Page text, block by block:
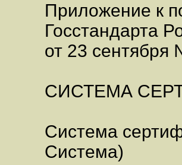
Приложение к
Госстандарта
от 23 сентября
СИСТЕМА
Система
Система)